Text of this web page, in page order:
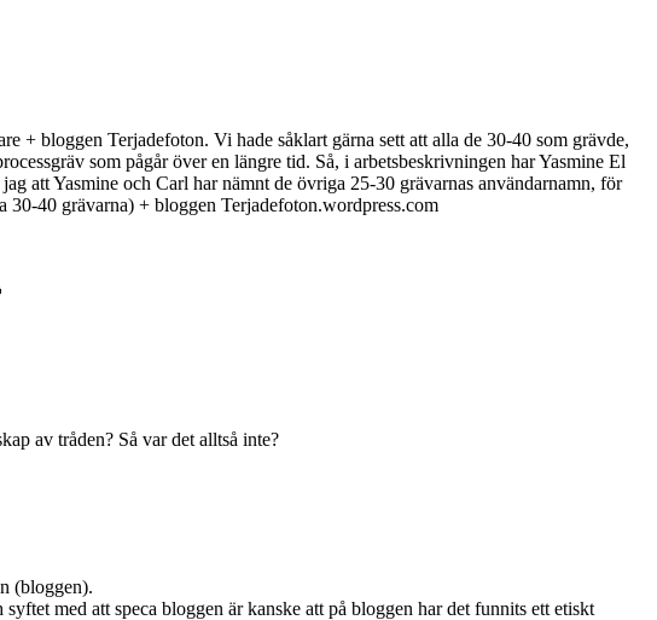
+ bloggen Terjadefoton. Vi hade såklart gärna sett att alla de 30-40 som grävde,
som pågår över en längre tid. Så, i arbetsbeskrivningen har Yasmine El
att Yasmine och Carl har nämnt de övriga 25-30 grävarnas användarnamn, för
40 grävarna) + bloggen Terjadefoton.wordpress.com
av tråden? Så var det alltså inte?
(bloggen).
med att speca bloggen är kanske att på bloggen har det funnits ett etiskt